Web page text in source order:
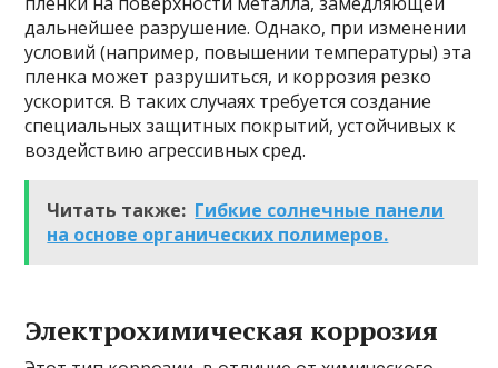
дальнейшее разрушение. Однако, при изменении
условий (например, повышении температуры) эта
пленка может разрушиться, и коррозия резко
ускорится. В таких случаях требуется создание
специальных защитных покрытий, устойчивых к
воздействию агрессивных сред.
Читать также: Гибкие солнечные панели
на основе органических полимеров.
Электрохимическая коррозия